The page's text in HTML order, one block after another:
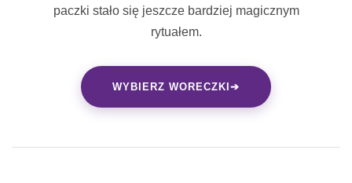
paczki stało się jeszcze bardziej magicznym
rytuałem.
WYBIERZ WORECZKI ➔